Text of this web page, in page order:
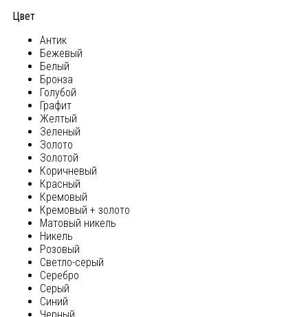
Цвет
Антик
Бежевый
Белый
Бронза
Голубой
Графит
Желтый
Зеленый
Золото
Золотой
Коричневый
Красный
Кремовый
Кремовый + золото
Матовый никель
Никель
Розовый
Светло-серый
Серебро
Серый
Синий